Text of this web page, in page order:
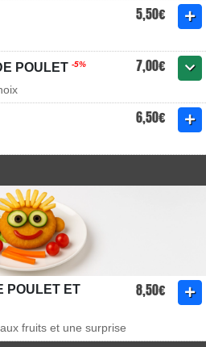
5,50€
POULET -5% 7,00€
6,50€
POULET ET
8,50€
fruits et une surprise